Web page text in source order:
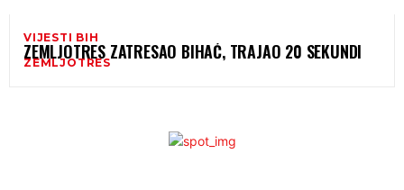
VIJESTI BIH
ZEMLJOTRES ZATRESAO BIHAĆ, TRAJAO 20 SEKUNDI
ZEMLJOTRES